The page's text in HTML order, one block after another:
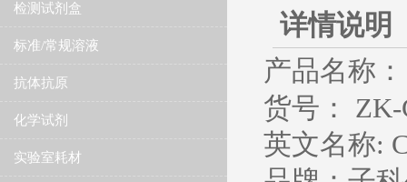
检测试剂盒
标准/常规溶液
抗体抗原
化学试剂
实验室耗材
详情说明
产品名称：
货号： ZK-
英文名称: